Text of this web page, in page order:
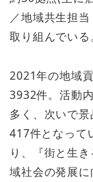
／地域共生担
取り組んでいる
2021年の地域
3932件。活動
多く、次いで
417件となって
り、『街と生
域社会の発展